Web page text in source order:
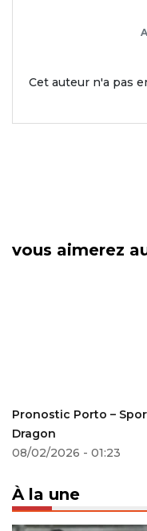
Cet auteur n'a pas
vous aimerez
Pronostic Porto –
Dragon
08/02/2026 - 01:23
À la une